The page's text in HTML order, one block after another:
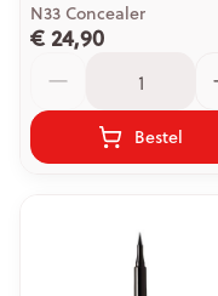
N33 Concealer
€ 24,90
Bestel